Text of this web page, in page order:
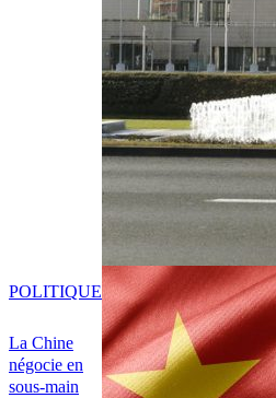
La Chine
négocie en
sous-main
POLITIQUE